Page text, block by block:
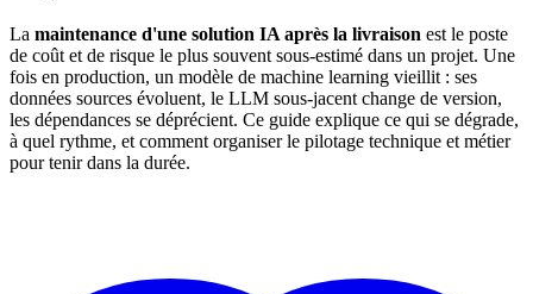
La maintenance d'une solution IA après la livraison est le poste
de coût et de risque le plus souvent sous-estimé dans un projet. Une
fois en production, un modèle de machine learning vieillit : ses
données sources évoluent, le LLM sous-jacent change de version,
les dépendances se déprécient. Ce guide explique ce qui se dégrade,
à quel rythme, et comment organiser le pilotage technique et métier
pour tenir dans la durée.